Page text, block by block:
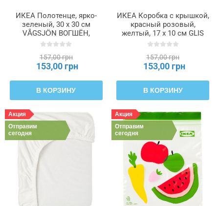
ИКЕА Полотенце, ярко-
зеленый, 30 x 30 см
VÅGSJÖN ВОГШЁН,
406.093.88
157,00 грн
153,00 грн
В КОРЗИНУ
ИКЕА Коробка с крышкой,
красный розовый,
желтый, 17 х 10 см GLIS
ГЛИС, 906.041.14
157,00 грн
153,00 грн
В КОРЗИНУ
Акция
Отправим
сегодня
Акция
Отправим
сегодня